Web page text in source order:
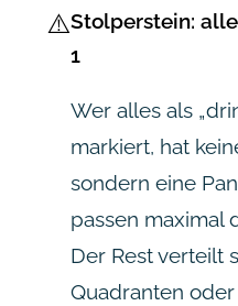
⚠️Stolperstein:
1
Wer alles als
markiert, hat
sondern eine
passen maximal
Der Rest verteilt
Quadranten